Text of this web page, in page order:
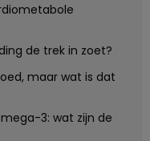
de trek in zoet?
maar wat is dat
3: wat zijn de